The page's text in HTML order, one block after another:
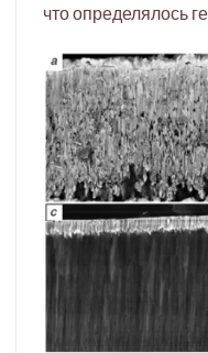
что определялось